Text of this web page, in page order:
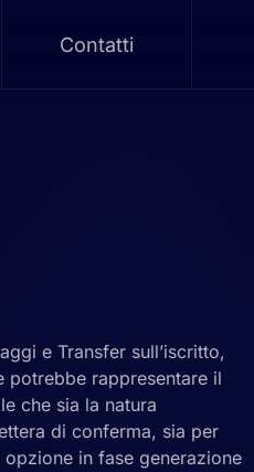
Contatti
e Transfer sull’iscritto,
potrebbe rappresentare il
che sia la natura
di conferma, sia per
in fase generazione